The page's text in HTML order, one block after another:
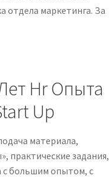
отдела маркетинга. За
Hr Опыта
Up
материала,
практические задания,
с большим опытом, с